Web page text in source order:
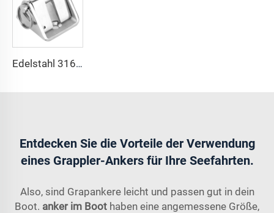
Edelstahl 316 Boot-Ankerkette Haltestop-Lock
Entdecken Sie die Vorteile der Verwendung
eines Grappler-Ankers für Ihre Seefahrten.
Also, sind Grapankere leicht und passen gut in dein
Boot. anker im Boot haben eine angemessene Größe,